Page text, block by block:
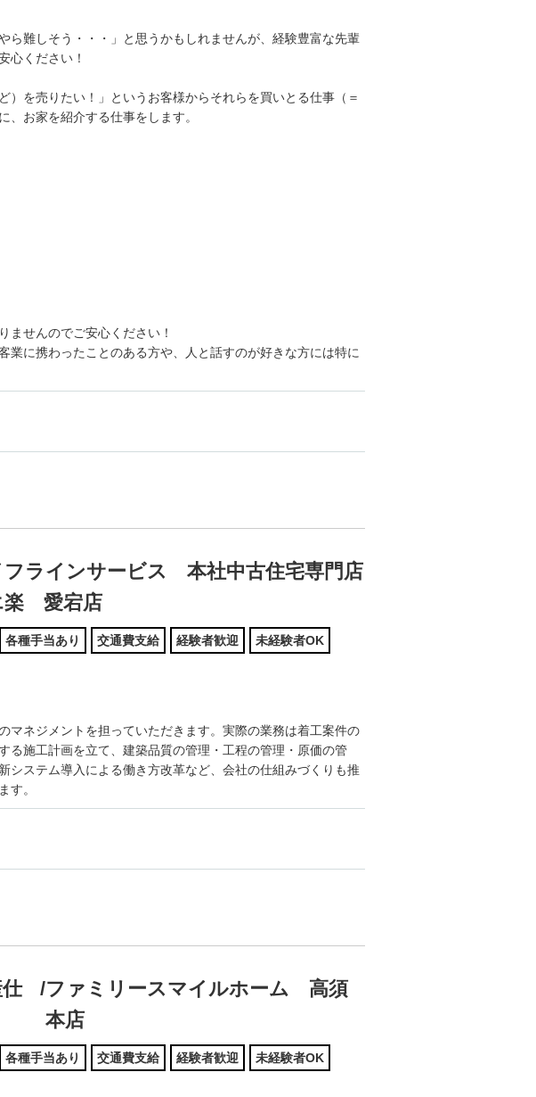
ら難しそう・・・」と思うかもしれませんが、経験豊富な先輩
心ください！
）を売りたい！」というお客様からそれらを買いとる仕事（＝
お家を紹介する仕事をします。
ませんのでご安心ください！
業に携わったことのある方や、人と話すのが好きな方には特に
フラインサービス 本社中古住宅専門店
楽 愛宕店
各種手当あり 交通費支給 経験者歓迎 未経験者OK
マネジメントを担っていただきます。実際の業務は着工案件の
る施工計画を立て、建築品質の管理・工程の管理・原価の管
システム導入による働き方改革など、会社の仕組みづくりも推
す。
/ファミリースマイルホーム 高須
本店
各種手当あり 交通費支給 経験者歓迎 未経験者OK